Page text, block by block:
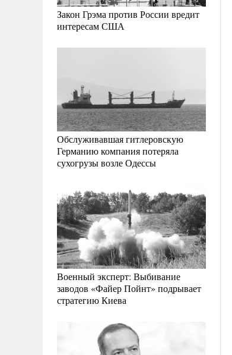
Закон Грэма против России вредит
интересам США
Обслуживавшая гитлеровскую
Германию компания потеряла
сухогрузы возле Одессы
Военный эксперт: Выбивание
заводов «Файер Пойнт» подрывает
стратегию Киева